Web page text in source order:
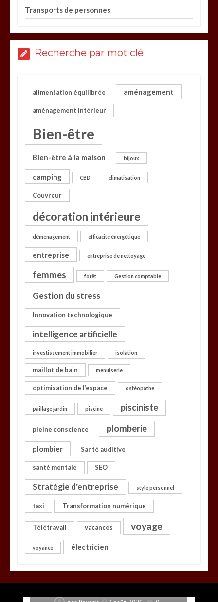
Transports de personnes
Recherche par mot clé
alimentation équilibrée aménagement
aménagement intérieur
Bien-être
Bien-être à la maison bijoux
camping CBD climatisation
Couvreur
décoration intérieure
déménagement efficacité énergétique
entreprise entreprise de nettoyage
femmes forêt Gestion comptable
Gestion du stress
Innovation technologique
intelligence artificielle
investissement immobilier isolation
maillot de bain menuiserie
optimisation de l’espace ostéopathe
paillage jardin piscine pisciniste
pleine conscience plomberie
plombier Santé auditive
santé mentale SEO
Stratégie d'entreprise style personnel
taxi Transformation numérique
Télétravail vacances voyage
voyance électricien
VTC bassin d’Arcachon : le Top 5 des adresses